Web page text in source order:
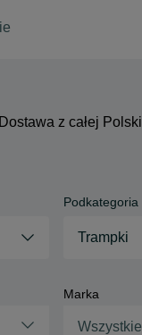
Dostawa z całej Polski
Podkategoria
Trampki
Marka
Wszystkie